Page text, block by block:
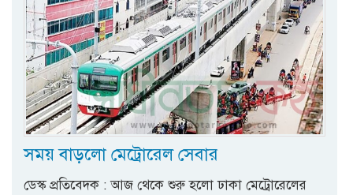
সময় বাড়লো মেট্রোরেল সেবার
ডেস্ক প্রতিবেদক : আজ থেকে শুরু হলো ঢাকা মেট্রোরেলের